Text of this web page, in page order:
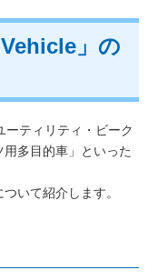
」の
ーティリティ・ビーク
多目的車」といった
いて紹介します。